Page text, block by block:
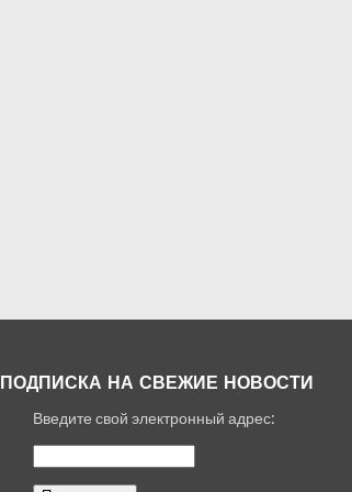
ПОДПИСКА НА СВЕЖИЕ НОВОСТИ
Введите свой электронный адрес: